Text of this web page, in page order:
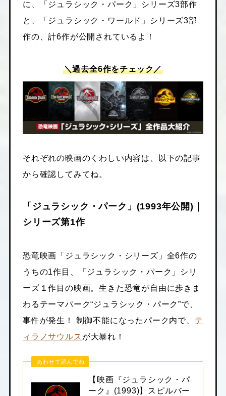
に、「ジュラシック・パーク」シリーズ3部作
と、「ジュラシック・ワールド」シリーズ3部
作の、計6作が公開されているよ！
＼過去全6作をチェック／
それぞれの映画のくわしい内容は、以下の記事
から確認してみてね。
「ジュラシック・パーク」(1993年公開)｜
シリーズ第1作
恐竜映画「ジュラシック・シリーズ」全6作の
うちの1作目、「ジュラシック・パーク」シリ
ーズ１作目の映画。生きた恐竜が自由に歩きま
わるテーマパーク“ジュラシック・パーク”で、
事件が発生！ 制御不能になったパーク内で、 テ
ィラノサウルス が大暴れ！
あわせて読んでね
【映画『ジュラシック・パ
ーク』(1993)】スピルバー